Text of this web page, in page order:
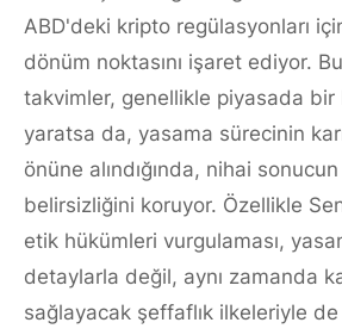
ABD'deki kripto regülasyonları
dönüm noktasını işaret ediyor.
takvimler, genellikle piyasada bir
yaratsa da, yasama sürecinin
önüne alındığında, nihai
belirsizliğini koruyor. Özellikle
etik hükümleri vurgulaması,
detaylarla değil, aynı zamanda
sağlayacak şeffaflık ilkeleriyle